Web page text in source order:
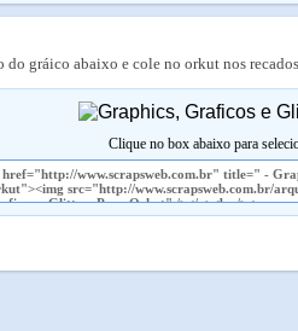
gráico abaixo e cole no orkut nos
Clique no box abaixo para